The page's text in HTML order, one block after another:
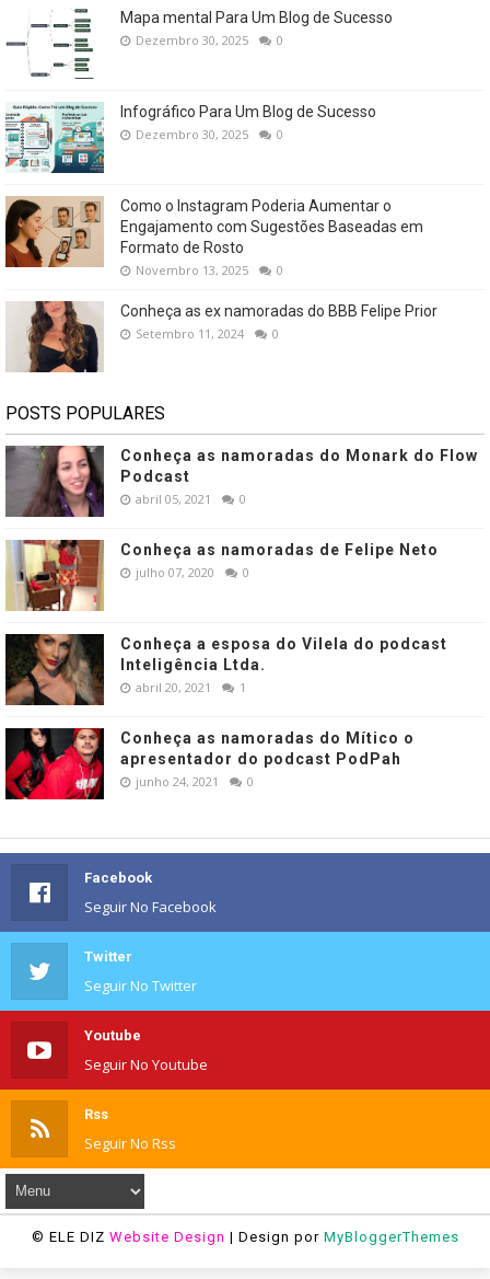
Mapa mental Para Um Blog de Sucesso
Dezembro 30, 2025 0
Infográfico Para Um Blog de Sucesso
Dezembro 30, 2025 0
Como o Instagram Poderia Aumentar o
Engajamento com Sugestões Baseadas em
Formato de Rosto
Novembro 13, 2025 0
Conheça as ex namoradas do BBB Felipe Prior
Setembro 11, 2024 0
POSTS POPULARES
Conheça as namoradas do Monark do Flow
Podcast
abril 05, 2021 0
Conheça as namoradas de Felipe Neto
julho 07, 2020 0
Conheça a esposa do Vilela do podcast
Inteligência Ltda.
abril 20, 2021 1
Conheça as namoradas do Mítico o
apresentador do podcast PodPah
junho 24, 2021 0
Facebook
Seguir No Facebook
Twitter
Seguir No Twitter
Youtube
Seguir No Youtube
Rss
Seguir No Rss
© ELE DIZ Website Design | Design por MyBloggerThemes